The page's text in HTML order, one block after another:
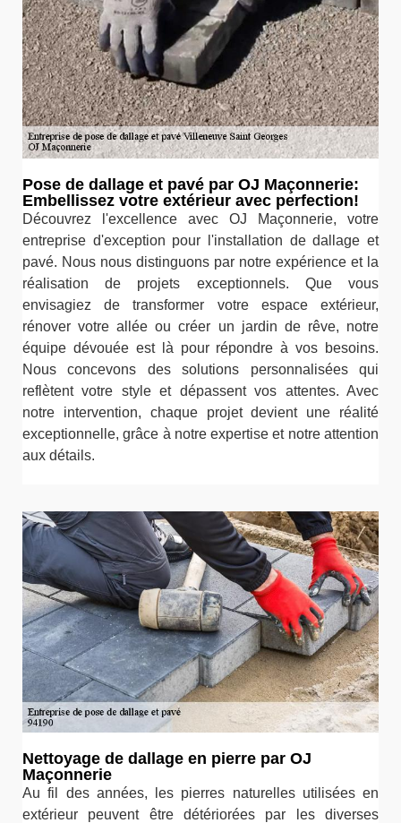
Pose de dallage et pavé par OJ Maçonnerie:
Embellissez votre extérieur avec perfection!
Découvrez l'excellence avec OJ Maçonnerie, votre
entreprise d'exception pour l'installation de dallage et
pavé. Nous nous distinguons par notre expérience et la
réalisation de projets exceptionnels. Que vous
envisagiez de transformer votre espace extérieur,
rénover votre allée ou créer un jardin de rêve, notre
équipe dévouée est là pour répondre à vos besoins.
Nous concevons des solutions personnalisées qui
reflètent votre style et dépassent vos attentes. Avec
notre intervention, chaque projet devient une réalité
exceptionnelle, grâce à notre expertise et notre attention
aux détails.
Nettoyage de dallage en pierre par OJ
Maçonnerie
Au fil des années, les pierres naturelles utilisées en
extérieur peuvent être détériorées par les diverses